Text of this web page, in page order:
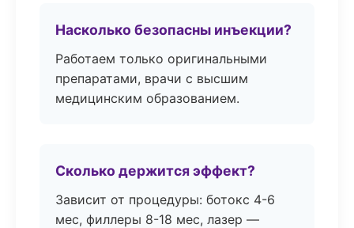
Насколько безопасны инъекции?
Работаем только оригинальными
препаратами, врачи с высшим
медицинским образованием.
Сколько держится эффект?
Зависит от процедуры: ботокс 4-6
мес, филлеры 8-18 мес, лазер —